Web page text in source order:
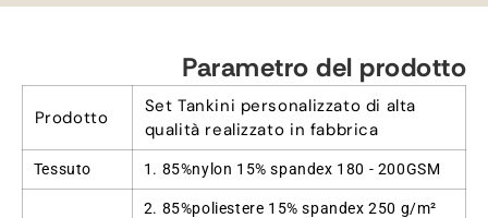
Parametro del prodotto
Prodotto
Set Tankini personalizzato di alta
qualità realizzato in fabbrica
Tessuto 1. 85%nylon 15% spandex 180 - 200GSM
2. 85%poliestere 15% spandex 250 g/m²